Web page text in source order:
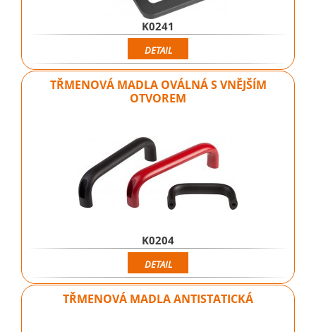
K0241
DETAIL
TŘMENOVÁ MADLA OVÁLNÁ S VNĚJŠÍM
OTVOREM
K0204
DETAIL
TŘMENOVÁ MADLA ANTISTATICKÁ